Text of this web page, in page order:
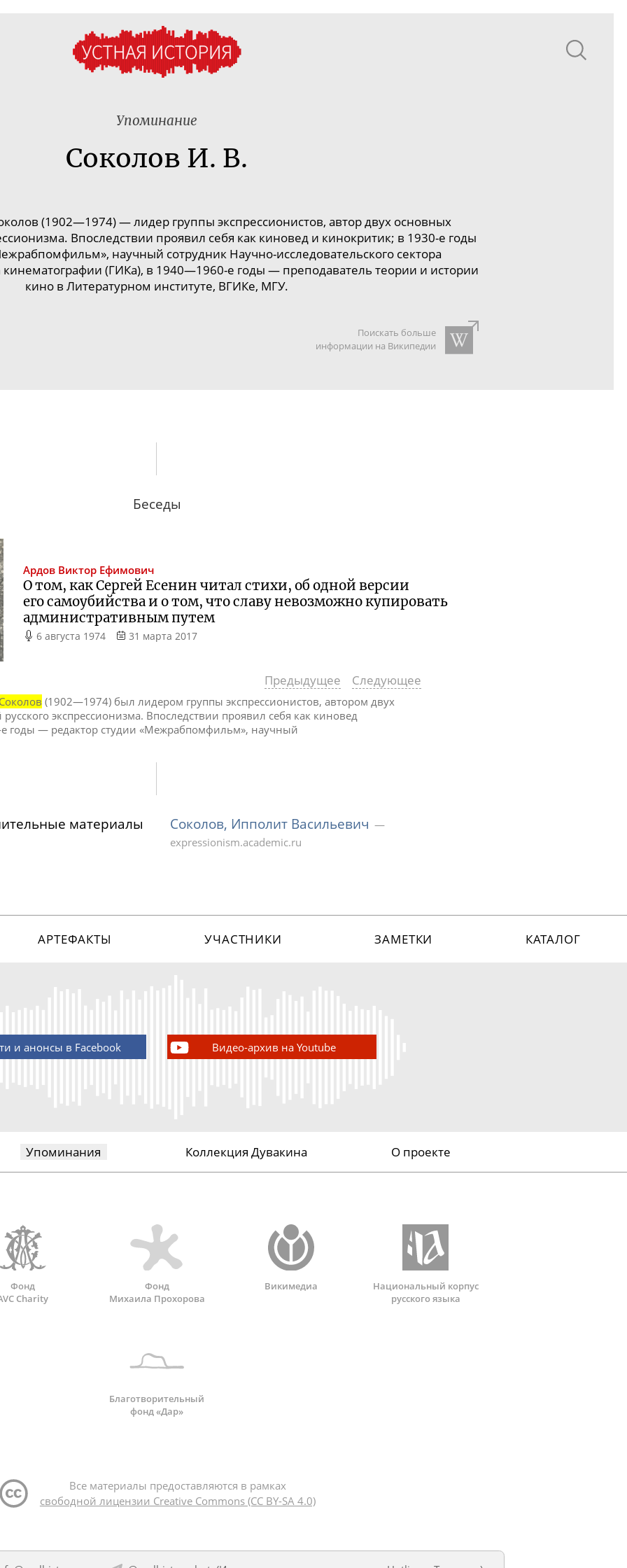
Упоминание
Соколов И. В.
(1902—1974) — лидер группы экспрессионистов, автор двух основных
Впоследствии проявил себя как киновед и кинокритик; в 1930-е годы
научный сотрудник Научно-исследовательского сектора
кинематографии (ГИКа), в 1940—1960-е годы — преподаватель теории и истории
кино в Литературном институте, ВГИКе, МГУ.
Поискать больше
информации на Википедии
Беседы
Ардов Виктор Ефимович
О том, как Сергей Есенин читал стихи, об одной версии
его самоубийства и о том, что славу невозможно купировать
административным путем
6 августа 1974 31 марта 2017
Предыдущее Следующее
(1902—1974) был лидером группы экспрессионистов, автором двух
экспрессионизма. Впоследствии проявил себя как киновед
годы — редактор студии «Межрабпомфильм», научный
материалы Соколов, Ипполит Васильевич
expressionism.academic.ru
АРТЕФАКТЫ УЧАСТНИКИ ЗАМЕТКИ КАТАЛОГ
и анонсы в Facebook Видео-архив на Youtube
Упоминания Коллекция Дувакина О проекте
Фонд
Charity
Фонд
Михаила Прохорова
Викимедиа
Национальный корпус
русского языка
Благотворительный
фонд «Дар»
Все материалы предоставляются в рамках
свободной лицензии Creative Commons (CC BY-SA 4.0)